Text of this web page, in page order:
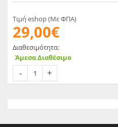
Τιμή eshop (Με ΦΠΑ)
29,00€
Διαθεσιμότητα:
Άμεσα Διαθέσιμο